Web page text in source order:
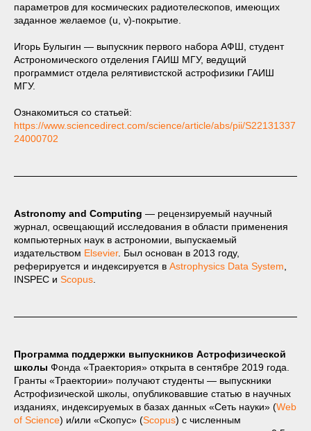
параметров для космических радиотелескопов, имеющих
заданное желаемое (u, v)-покрытие.
Игорь Булыгин — выпускник первого набора АФШ, студент
Астрономического отделения ГАИШ МГУ, ведущий
программист отдела релятивистской астрофизики ГАИШ
МГУ.
Ознакомиться со статьей:
https://www.sciencedirect.com/science/article/abs/pii/S22131337
24000702
Astronomy and Computing — рецензируемый научный
журнал, освещающий исследования в области применения
компьютерных наук в астрономии, выпускаемый
издательством Elsevier. Был основан в 2013 году,
реферируется и индексируется в Astrophysics Data System
INSPEC и Scopus
Программа поддержки выпускников Астрофизической
школы Фонда «Траектория» открыта в сентябре 2019 года.
Гранты «Траектории» получают студенты — выпускники
Астрофизической школы, опубликовавшие статью в научных
изданиях, индексируемых в базах данных «Сеть науки» (Web
of Science) и/или «Скопус» (Scopus) с численным